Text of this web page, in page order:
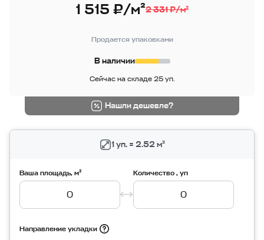
1 515 ₽/м²2 331 ₽/м²
Продается упаковками
В наличии
Сейчас на складе 25 уп.
Нашли дешевле?
1 уп. = 2.52 м²
Ваша площадь, м² Количество , уп
Направление укладки